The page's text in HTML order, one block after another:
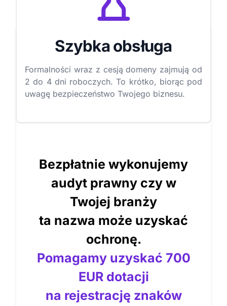
Szybka obsługa
Formalności wraz z cesją domeny zajmują od
2 do 4 dni roboczych. To krótko, biorąc pod
uwagę bezpieczeństwo Twojego biznesu.
Bezpłatnie wykonujemy
audyt prawny czy w
Twojej branży
ta nazwa może uzyskać
ochronę.
Pomagamy uzyskać 700
EUR dotacji
na rejestrację znaków